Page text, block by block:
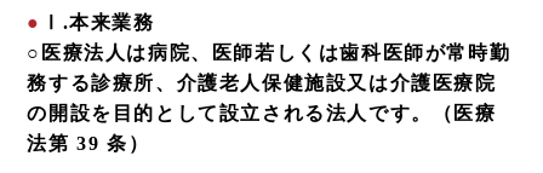
Ⅰ.本来業務
○医療法人は病院、医師若しくは歯科医師が常時勤
務する診療所、介護老人保健施設又は介護医療院
の開設を目的として設立される法人です。（医療
法第 39 条）